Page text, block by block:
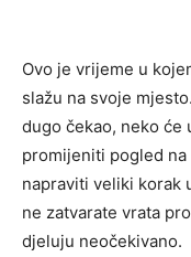
Ovo je vrijeme u
slažu na svoje
dugo čekao, neko će
promijeniti pogled
napraviti veliki korak
ne zatvarate vrata
djeluju neočekivano.